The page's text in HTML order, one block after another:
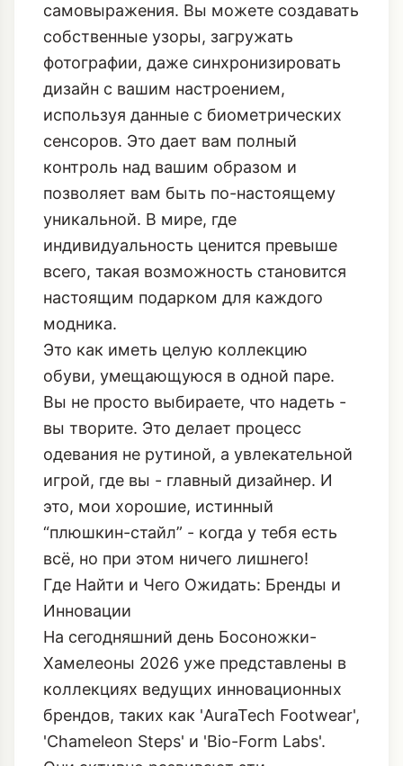
самовыражения. Вы можете создавать
собственные узоры, загружать
фотографии, даже синхронизировать
дизайн с вашим настроением,
используя данные с биометрических
сенсоров. Это дает вам полный
контроль над вашим образом и
позволяет вам быть по-настоящему
уникальной. В мире, где
индивидуальность ценится превыше
всего, такая возможность становится
настоящим подарком для каждого
модника.
Это как иметь целую коллекцию
обуви, умещающуюся в одной паре.
Вы не просто выбираете, что надеть -
вы творите. Это делает процесс
одевания не рутиной, а увлекательной
игрой, где вы - главный дизайнер. И
это, мои хорошие, истинный
“плюшкин-стайл” - когда у тебя есть
всё, но при этом ничего лишнего!
Где Найти и Чего Ожидать: Бренды и
Инновации
На сегодняшний день Босоножки-
Хамелеоны 2026 уже представлены в
коллекциях ведущих инновационных
брендов, таких как 'AuraTech Footwear',
'Chameleon Steps' и 'Bio-Form Labs'.